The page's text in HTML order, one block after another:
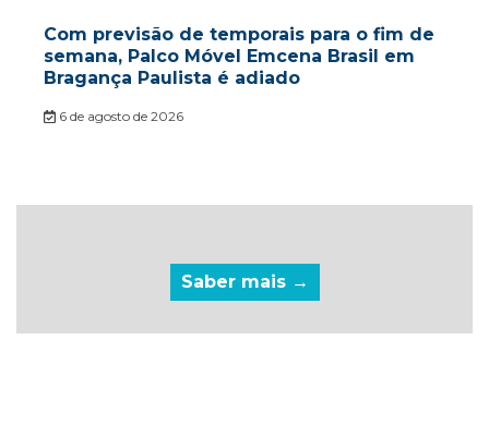
Com previsão de temporais para o fim de
semana, Palco Móvel Emcena Brasil em
Bragança Paulista é adiado
6 de agosto de 2026
Saber mais →